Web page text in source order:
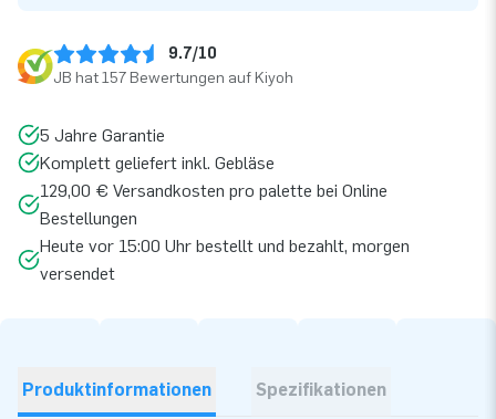
9.7/10
JB hat 157 Bewertungen auf Kiyoh
5 Jahre Garantie
Komplett geliefert inkl. Gebläse
129,00 € Versandkosten pro palette bei Online
Bestellungen
Heute vor 15:00 Uhr bestellt und bezahlt, morgen
versendet
Produktinformationen Spezifikationen